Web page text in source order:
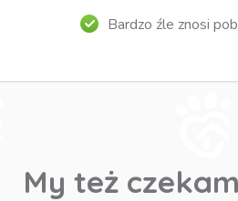
Bardzo źle znosi
My też